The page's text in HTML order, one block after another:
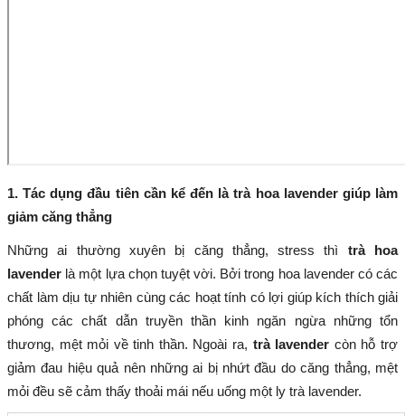
1. Tác dụng đầu tiên cần kể đến là trà hoa lavender giúp làm
giảm căng thẳng
Những ai thường xuyên bị căng thẳng, stress thì trà hoa
lavender là một lựa chọn tuyệt vời. Bởi trong hoa lavender có các
chất làm dịu tự nhiên cùng các hoạt tính có lợi giúp kích thích giải
phóng các chất dẫn truyền thần kinh ngăn ngừa những tổn
thương, mệt mỏi về tinh thần. Ngoài ra, trà lavender còn hỗ trợ
giảm đau hiệu quả nên những ai bị nhứt đầu do căng thẳng, mệt
mỏi đều sẽ cảm thấy thoải mái nếu uống một ly trà lavender.